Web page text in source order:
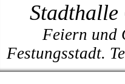
Stadthalle
Feiern und
Festungsstadt.